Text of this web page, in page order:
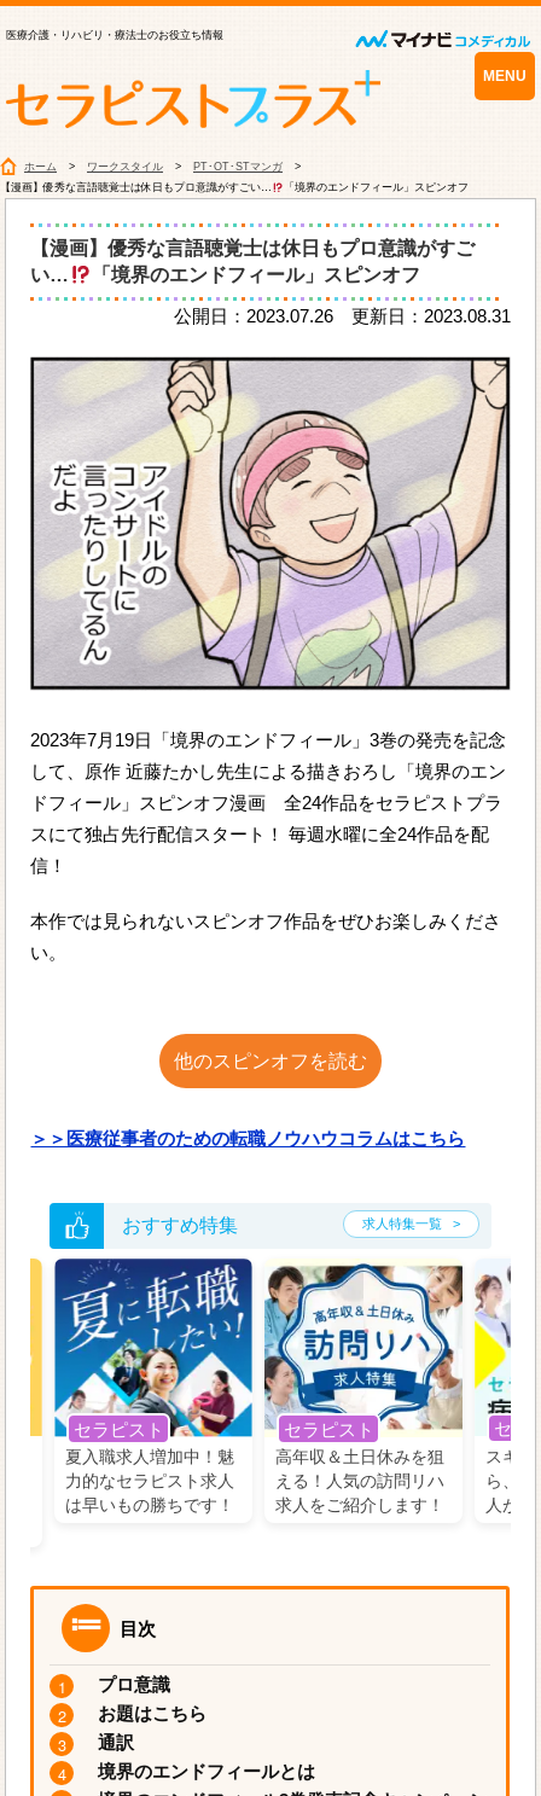
医療介護・リハビリ・療法士のお役立ち情報
MENU
ホーム ワークスタイル
PT･OT･STマンガ
【漫画】優秀な言語聴覚士は休日もプロ意識がすごい…
「境界のエンドフィール」スピンオフ
【漫画】優秀な言語聴覚士は休日もプロ意識がすご
い…
「境界のエンドフィール」スピンオフ
公開日：2023.07.26 更新日：2023.08.31
2023年7月19日「境界のエンドフィール」3巻の発売を記念
して、原作 近藤たかし先生による描きおろし「境界のエン
ドフィール」スピンオフ漫画 全24作品をセラピストプラ
スにて独占先行配信スタート！ 毎週水曜に全24作品を配
信！
本作では見られないスピンオフ作品をぜひお楽しみくださ
い。
他のスピンオフを読む
＞＞医療従事者のための転職ノウハウコラムはこちら
おすすめ特集 求人特集一覧
セラピスト
夏入職求人増加中！魅
力的なセラピスト求人
は早いもの勝ちです！
セラピスト
高年収＆土日休みを狙
える！人気の訪問リハ
求人をご紹介します！
セラ
スキル
ら、
人が
目次
プロ意識
お題はこちら
通訳
境界のエンドフィールとは